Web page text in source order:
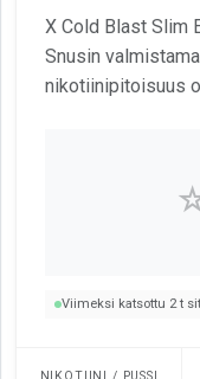
X Cold Blast Slim
Snusin
nikotiinipitoisuus
Viimeksi katsottu 2 t